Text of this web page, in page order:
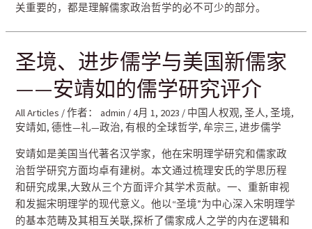
关重要的，都是理解儒家政治哲学的必不可少的部分。
圣境、进步儒学与美国新儒家
——安靖如的儒学研究评介
All Articles / 作者： admin /4月 1, 2023 / 中国人权观,圣人,圣境,
安靖如,德性—礼—政治,有根的全球哲学,牟宗三,进步儒学
安靖如是美国当代著名汉学家，他在宋明理学研究和儒家政
治哲学研究方面均卓有建树。本文通过梳理安氏的学思历程
和研究成果,大致从三个方面评介其学术贡献。一、重新审视
和发掘宋明理学的现代意义。他以“圣境”为中心深入宋明理学
的基本范畴及其相互关联,探析了儒家成人之学的内在逻辑和